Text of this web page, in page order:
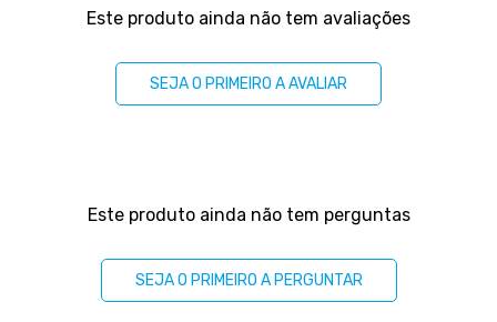
- Revestimento: Sintético;
- Garantia: 3 meses;
193x203x39cm ( 2 partes de 96cm ).
Este produto ainda não tem avaliações
SEJA O PRIMEIRO A AVALIAR
Este produto ainda não tem perguntas
SEJA O PRIMEIRO A PERGUNTAR